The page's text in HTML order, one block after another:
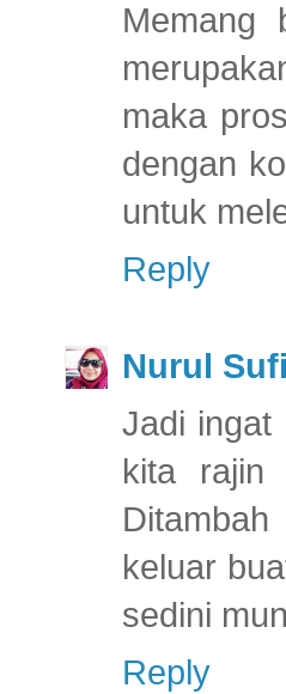
Memang
maka
dengan
untuk
Reply
Nurul
Jadi ingat
kita rajin
keluar
sedini
Reply